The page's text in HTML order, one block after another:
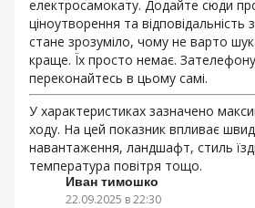
електросамокату. Додайте сюди
ціноутворення та відповідальність
стане зрозуміло, чому не варто
краще. Їх просто немає.
переконайтесь в цьому самі.
У характеристиках зазначено
ходу. На цей показник впливає
навантаження, ландшафт, стиль
температура повітря тощо.
Иван тимошко
22.09.2025 в 22:30